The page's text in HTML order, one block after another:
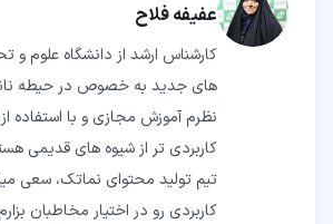
عفیفه فلاح
کارشناس ارشد از دانشگاه علوم و
های جدید به خصوص در حیطه
نظرم آموزش مجازی و با استفاده
کاربردی تر از شیوه های قدیمی
تیم تولید محتوای نماتک، سعی
کاربردی رو در اختیار مخاطبان